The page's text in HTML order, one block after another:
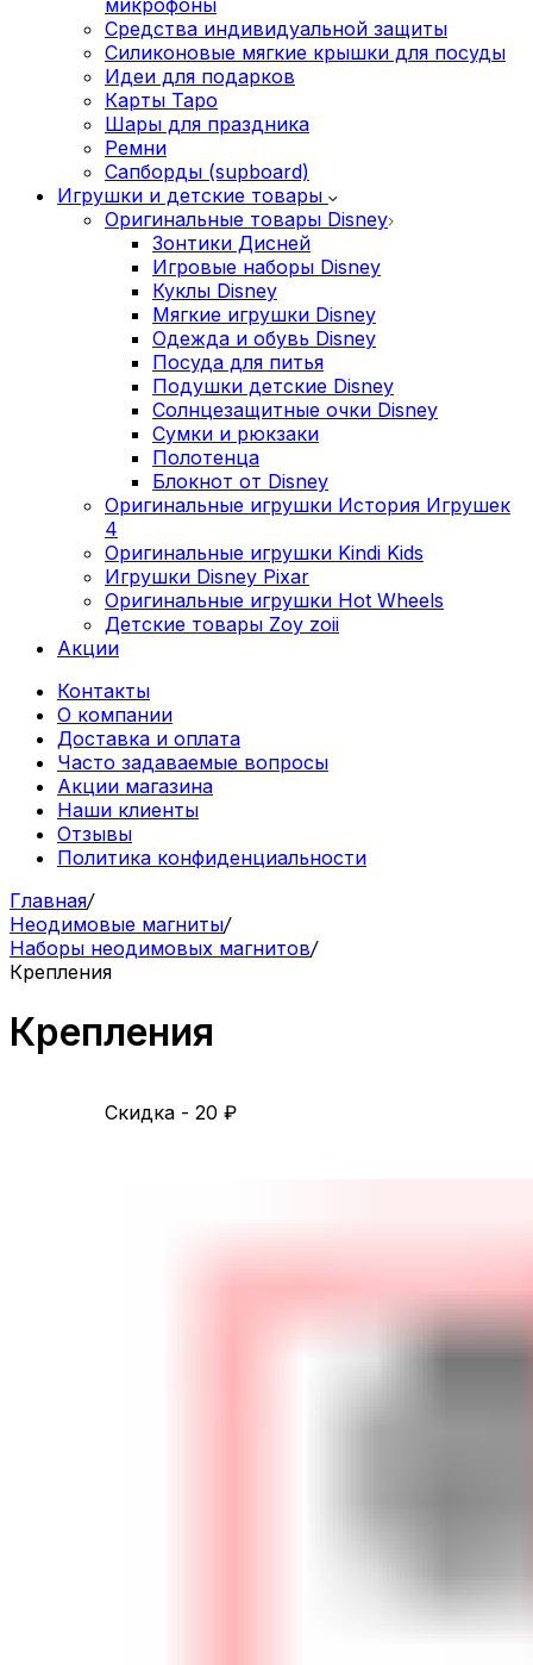
Средства индивидуальной защиты
Силиконовые мягкие крышки для посуды
Идеи для подарков
Карты Таро
Шары для праздника
Ремни
Сапборды (supboard)
Игрушки и детские товары
Оригинальные товары Disney
Зонтики Дисней
Игровые наборы Disney
Куклы Disney
Мягкие игрушки Disney
Одежда и обувь Disney
Посуда для питья
Подушки детские Disney
Cолнцезащитные очки Disney
Сумки и рюкзаки
Полотенца
Блокнот от Disney
Оригинальные игрушки История Игрушек
4
Оригинальные игрушки Kindi Kids
Игрушки Disney Pixar
Оригинальные игрушки Hot Wheels
Детские товары Zoy zoii
Акции
Контакты
О компании
Доставка и оплата
Часто задаваемые вопросы
Акции магазина
Наши клиенты
Отзывы
Политика конфиденциальности
Главная/
Неодимовые магниты/
Наборы неодимовых магнитов/
Крепления
Крепления
Скидка - 20 ₽